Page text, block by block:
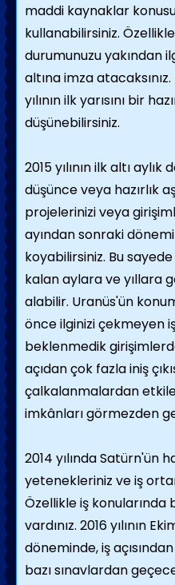
maddi kaynaklar
kullanabilirsiniz.
durumunuzu yakından
altına imza
yılının ilk yarısını bir
düşünebilirsiniz.
2015 yılının ilk altı
düşünce veya hazırlık
projelerinizi veya
ayından sonraki
koyabilirsiniz. Bu
kalan aylara ve yıllara
alabilir. Uranüs'ün
önce ilginizi çekmeyen
beklenmedik
açıdan çok fazla iniş
çalkalanmalardan
imkânları görmezden
2014 yılında Satürn'ün
yetenekleriniz ve iş
Özellikle iş konularında
vardınız. 2016 yılının
döneminde, iş
bazı sınavlardan